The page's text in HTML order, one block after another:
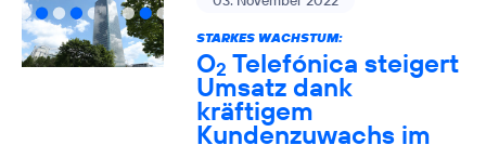
STARKES WACHSTUM:
O2 Telefónica steigert
Umsatz dank
kräftigem
Kundenzuwachs im